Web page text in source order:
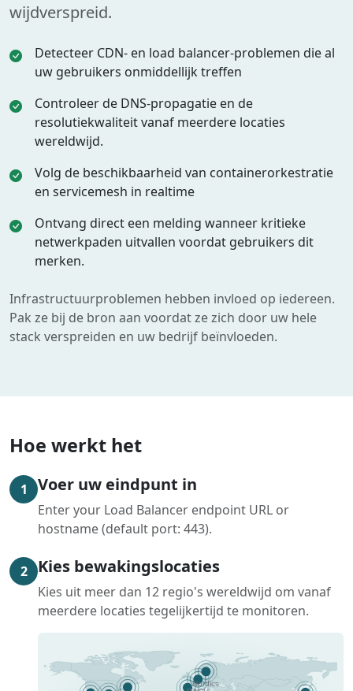
wijdverspreid.
Detecteer CDN- en load balancer-problemen die al
uw gebruikers onmiddellijk treffen
Controleer de DNS-propagatie en de
resolutiekwaliteit vanaf meerdere locaties
wereldwijd.
Volg de beschikbaarheid van containerorkestratie
en servicemesh in realtime
Ontvang direct een melding wanneer kritieke
netwerkpaden uitvallen voordat gebruikers dit
merken.
Infrastructuurproblemen hebben invloed op iedereen.
Pak ze bij de bron aan voordat ze zich door uw hele
stack verspreiden en uw bedrijf beïnvloeden.
Hoe werkt het
1 Voer uw eindpunt in
Enter your Load Balancer endpoint URL or
hostname (default port: 443).
2 Kies bewakingslocaties
Kies uit meer dan 12 regio's wereldwijd om vanaf
meerdere locaties tegelijkertijd te monitoren.